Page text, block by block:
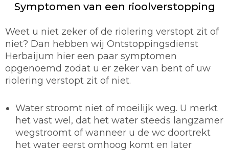
Symptomen van een rioolverstopping
Weet u niet zeker of de riolering verstopt zit of
niet? Dan hebben wij Ontstoppingsdienst
Herbaijum hier een paar symptomen
opgenoemd zodat u er zeker van bent of uw
riolering verstopt zit of niet.
Water stroomt niet of moeilijk weg. U merkt
het vast wel, dat het water steeds langzamer
wegstroomt of wanneer u de wc doortrekt
het water eerst omhoog komt en later